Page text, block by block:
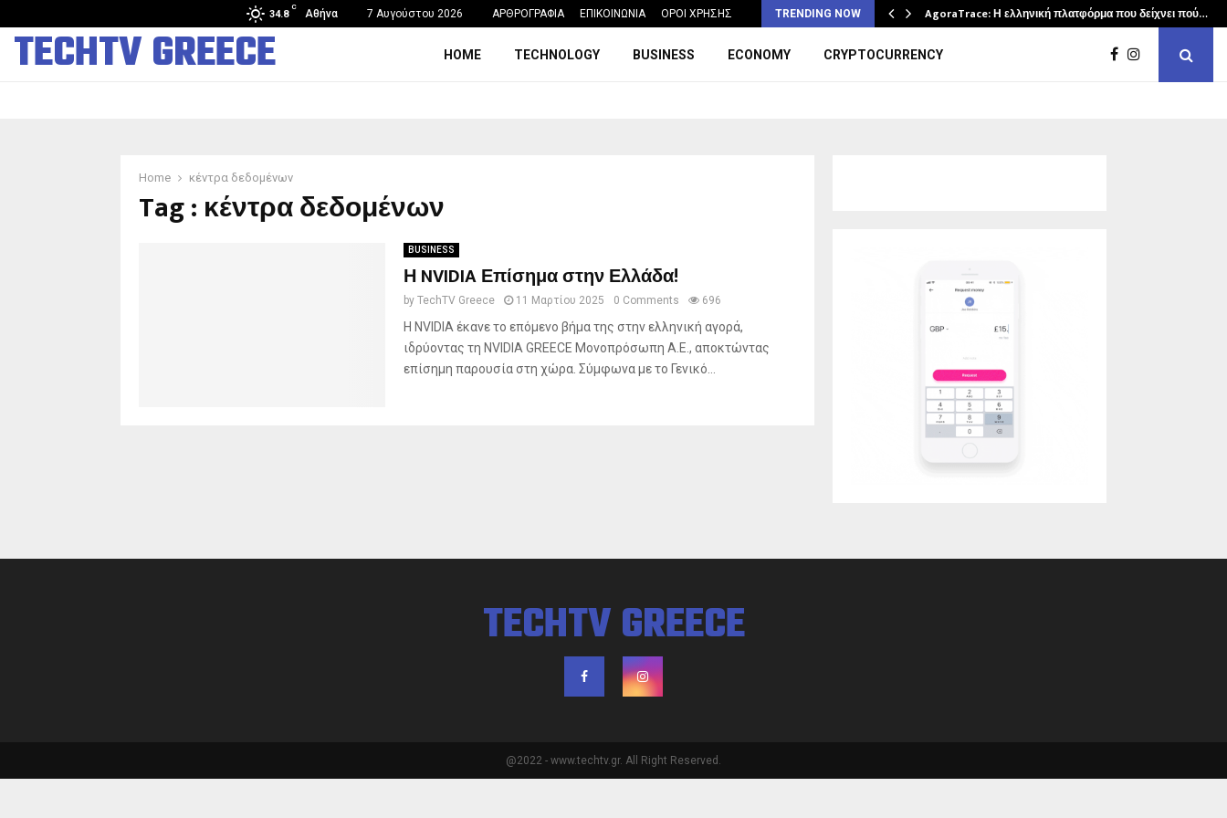
34.8
C
Αθήνα 7 Αυγούστου 2026 ΑΡΘΡΟΓΡΑΦΙΑ ΕΠΙΚΟΙΝΩΝΙΑ ΟΡΟΙ ΧΡΗΣΗΣ TRENDING NOW
Άνοιξε στην Κίνα το πρώτο κατάστημα ανθρωποειδών… Η σχολική ώρα που θα μπορούσε να… AgoraTrace: Η ελληνική πλατφόρμα που δείχνει πού…
TECHTV GREECE HOME TECHNOLOGY BUSINESS ECONOMY CRYPTOCURRENCY
Home κέντρα δεδομένων
Tag : κέντρα δεδομένων
BUSINESS
Η NVIDIA Επίσημα στην Ελλάδα!
by TechTV Greece 11 Μαρτίου 2025 0 Comments 696
Η NVIDIA έκανε το επόμενο βήμα της στην ελληνική αγορά,
ιδρύοντας τη NVIDIA GREECE Μονοπρόσωπη Α.Ε., αποκτώντας
επίσημη παρουσία στη χώρα. Σύμφωνα με το Γενικό...
TECHTV GREECE
@2022 - www.techtv.gr. All Right Reserved.